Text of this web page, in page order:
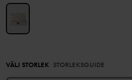
VÄLJ STORLEK STORLEKSGUIDE